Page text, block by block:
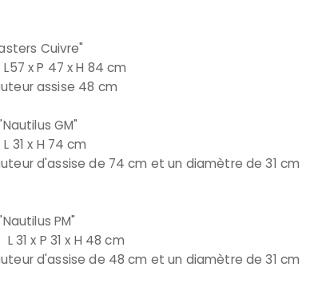
Cuivre"
x P 47 x H 84 cm
assise 48 cm
GM"
31 x H 74 cm
d'assise de 74 cm et un diamètre de 31 cm
PM"
31 x P 31 x H 48 cm
d'assise de 48 cm et un diamètre de 31 cm